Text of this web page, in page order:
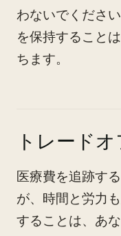
わないでくださ
を保持すること
ちます。
トレード
医療費を追跡す
が、時間と労力
することは、あ